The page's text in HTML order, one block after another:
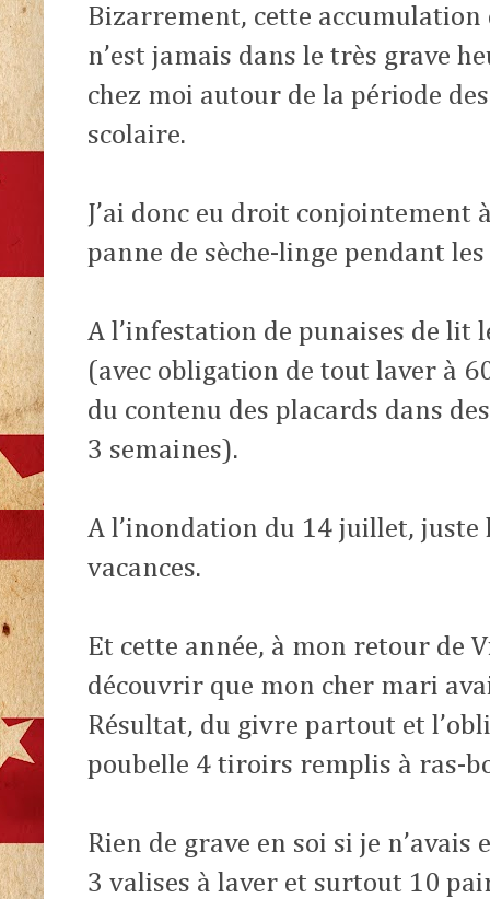
Bizarrement, cette
n’est jamais dans le très grave
chez moi autour de la période
scolaire.
J’ai donc eu droit conjointement
panne de sèche-linge pendant les
A l’infestation de punaises de lit
(avec obligation de tout laver à
du contenu des placards dans
3 semaines).
A l’inondation du 14 juillet, juste
vacances.
Et cette année, à mon retour de
découvrir que mon cher mari
Résultat, du givre partout et
poubelle 4 tiroirs remplis à ras-
Rien de grave en soi si je
3 valises à laver et surtout 10